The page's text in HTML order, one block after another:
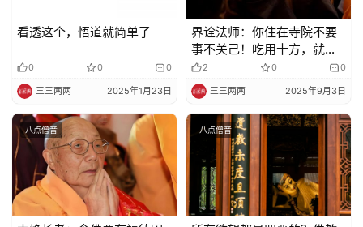
频
纪
录
佛
教
艺
术
看透这个，悟道就简单了
0 0 0
三三两两 2025年1月23日
界诠法师：你住在寺院不要
事不关己！吃用十方，就有
责任去维护
2 0 0
三三两两 2025年9月3日
八点僧音 八点僧音